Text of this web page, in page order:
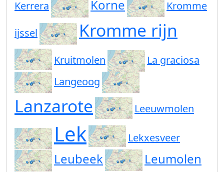
Kerrera Korne Kromme
ijssel Kromme rijn
Kruitmolen
La graciosa
Langeoog
Lanzarote Leeuwmolen
Lek Lekxesveer
Leubeek Leumolen